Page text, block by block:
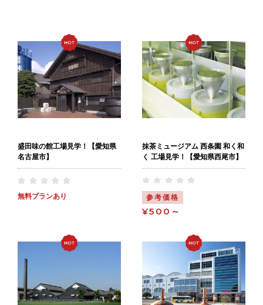
盛田味の館工場見学！【愛知県
名古屋市】
無料プランあり
抹茶ミュージアム 西条園 和く和
く 工場見学！【愛知県西尾市】
参考価格
¥500～